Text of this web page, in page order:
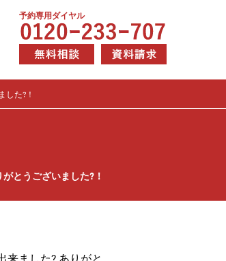
予約専用ダイヤル
た?！
とうございました?！